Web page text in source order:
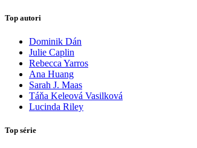
Top autori
Dominik Dán
Julie Caplin
Rebecca Yarros
Ana Huang
Sarah J. Maas
Táňa Keleová Vasilková
Lucinda Riley
Top série